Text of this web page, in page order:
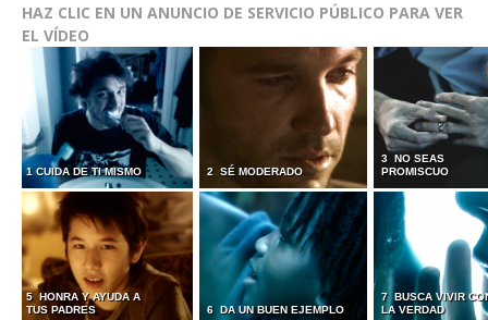
HAZ CLIC EN UN ANUNCIO DE SERVICIO PÚBLICO PARA VER
EL VÍDEO
1 CUIDA DE TI MISMO 2 SÉ MODERADO
3 NO SEAS
PROMISCUO
5 HONRA Y AYUDA A
TUS PADRES
6 DA UN BUEN EJEMPLO
7 BUSCA VIVIR
LA VERDAD